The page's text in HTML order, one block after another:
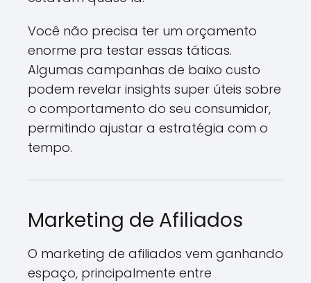
Você não precisa ter um orçamento
enorme pra testar essas táticas.
Algumas campanhas de baixo custo
podem revelar insights super úteis sobre
o comportamento do seu consumidor,
permitindo ajustar a estratégia com o
tempo.
Marketing de Afiliados
O marketing de afiliados vem ganhando
espaço, principalmente entre